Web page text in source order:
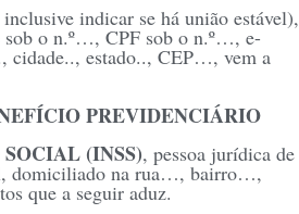
indicar se há união estável),
sob o n.º…, CPF sob o n.º…, e-
estado.., CEP…, vem a
PREVIDENCIÁRIO
(INSS), pessoa jurídica de
domiciliado na rua…, bairro…,
que a seguir aduz.